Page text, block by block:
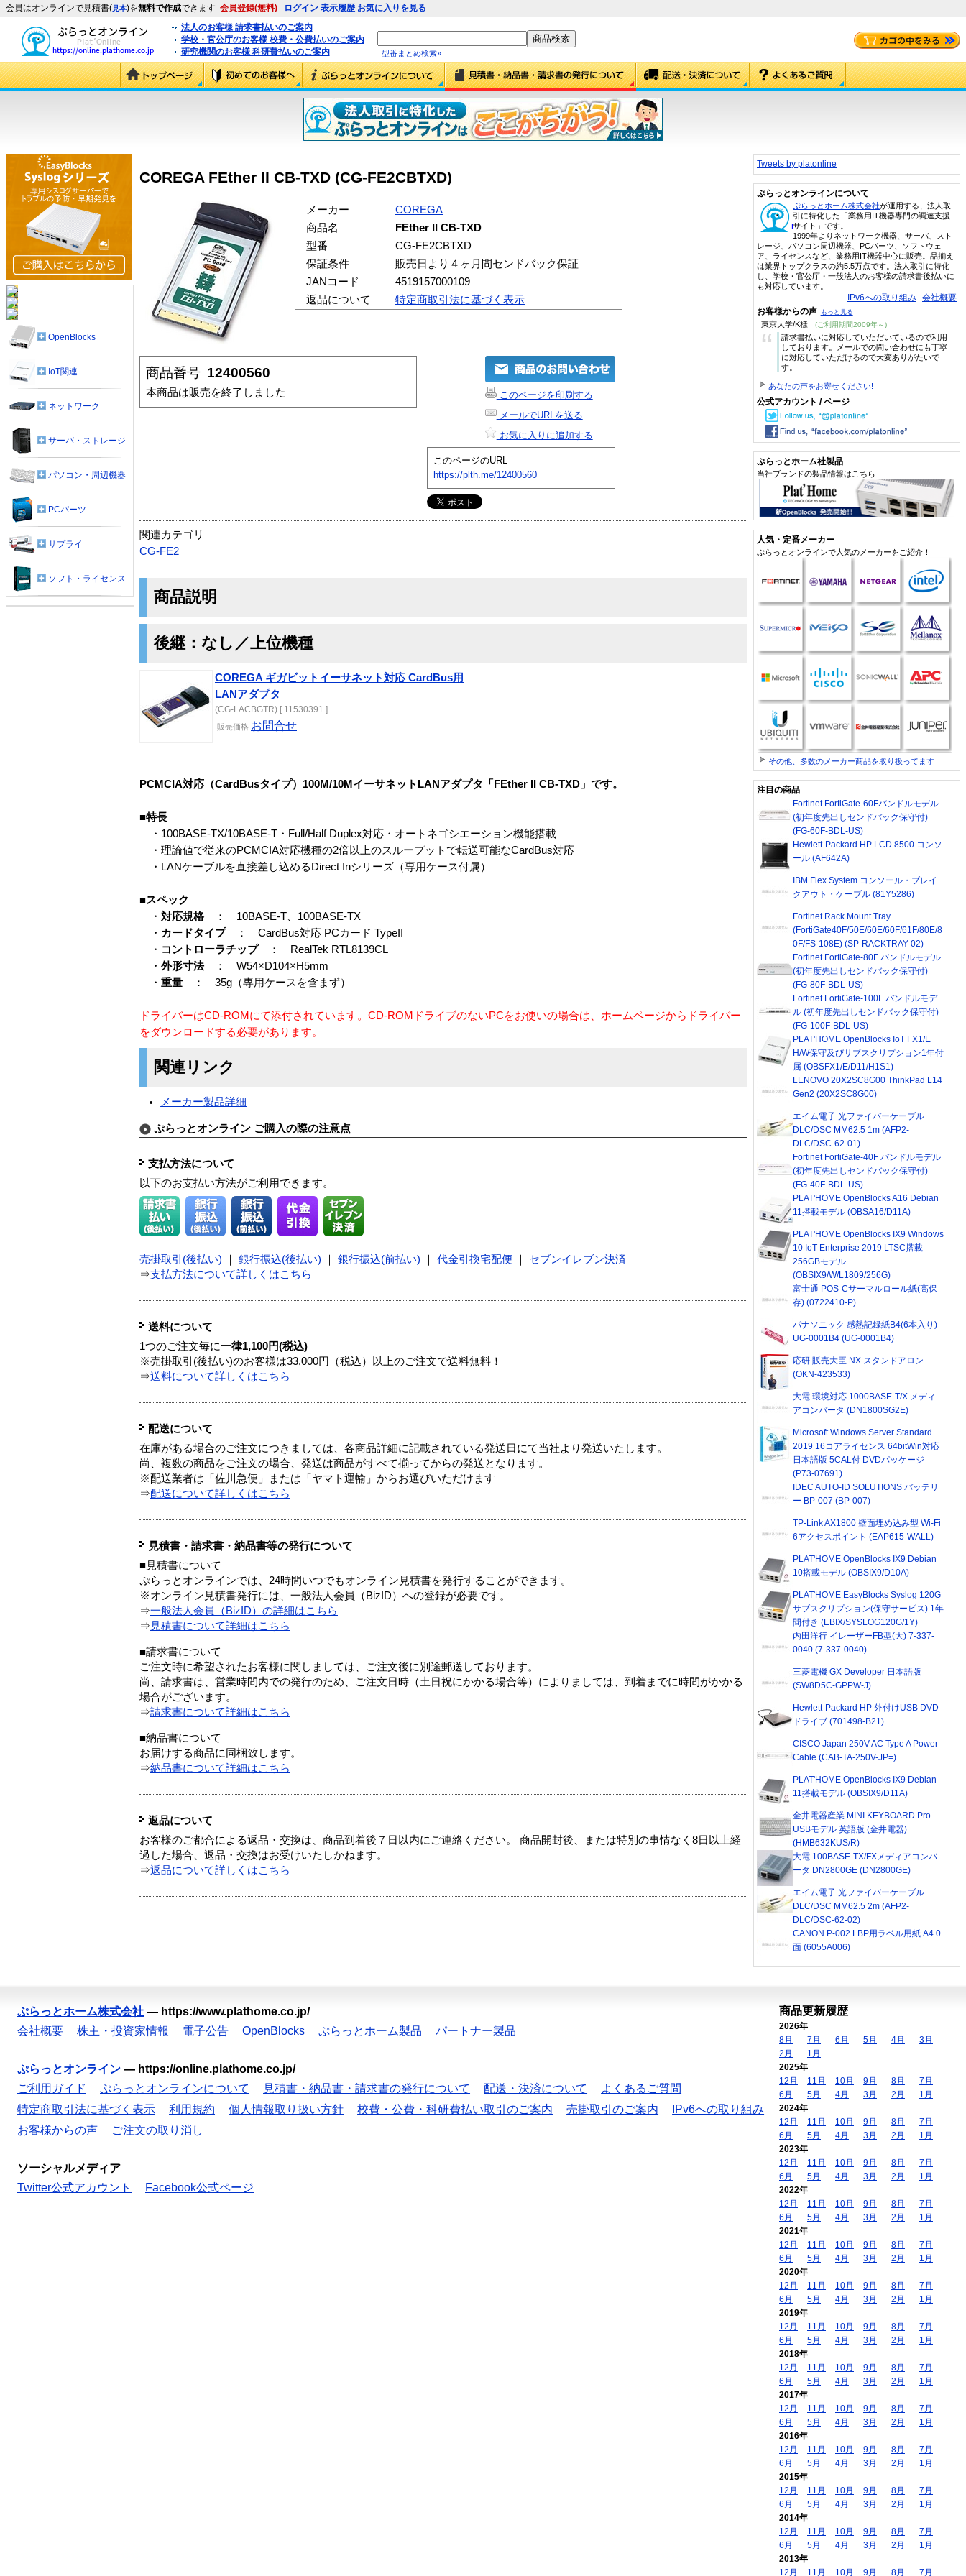
会員はオンラインで見積書(見本)を無料で作成できます 会員登録(無料) ログイン 表示履歴 お気に入りを見る
法人のお客様 請求書払いのご案内
学校・官公庁のお客様 校費・公費払いのご案内
研究機関のお客様 科研費払いのご案内
型番まとめ検索»
COREGA FEther II CB-TXD (CG-FE2CBTXD)
メーカー
COREGA
商品名
FEther II CB-TXD
型番
CG-FE2CBTXD
保証条件
販売日より４ヶ月間センドバック保証
JANコード
4519157000109
返品について
特定商取引法に基づく表示
商品番号 12400560
本商品は販売を終了しました
このページを印刷する
メールでURLを送る
お気に入りに追加する
このページのURL
https://plth.me/12400560
関連カテゴリ
CG-FE2
商品説明
後継：なし／上位機種
COREGA ギガビットイーサネット対応 CardBus用
LANアダプタ
(CG-LACBGTR) [ 11530391 ]
販売価格 お問合せ
PCMCIA対応（CardBusタイプ）100M/10MイーサネットLANアダプタ「FEther II CB-TXD」です。
■特長
・100BASE-TX/10BASE-T・Full/Half Duplex対応・オートネゴシエーション機能搭載
・理論値で従来のPCMCIA対応機種の2倍以上のスループットで転送可能なCardBus対応
・LANケーブルを直接差し込めるDirect Inシリーズ（専用ケース付属）
■スペック
・ 対応規格 ： 10BASE-T、100BASE-TX
・ カードタイプ： CardBus対応 PCカード TypeII
・ コントローラチップ： RealTek RTL8139CL
・ 外形寸法： W54×D104×H5mm
・ 重量 ： 35g（専用ケースを含まず）
ドライバーはCD-ROMにて添付されています。CD-ROMドライブのないPCをお使いの場合は、ホームページからドライバー
をダウンロードする必要があります。
関連リンク
メーカー製品詳細
ぷらっとオンライン ご購入の際の注意点
支払方法について
以下のお支払い方法がご利用できます。
売掛取引(後払い) 銀行振込(後払い) 銀行振込(前払い) 代金引換宅配便
セブンイレブン決済
⇒支払方法について詳しくはこちら
送料について
1つのご注文毎に一律1,100円(税込)
※売掛取引(後払い)のお客様は33,000円（税込）以上のご注文で送料無料！
⇒送料について詳しくはこちら
配送について
在庫がある場合のご注文につきましては、各商品詳細に記載されている発送日にて当社より発送いたします。
尚、複数の商品をご注文の場合、発送は商品がすべて揃ってからの発送となります。
※配送業者は「佐川急便」または「ヤマト運輸」からお選びいただけます
⇒配送について詳しくはこちら
見積書・請求書・納品書等の発行について
■見積書について
ぷらっとオンラインでは、24時間いつでもオンライン見積書を発行することができます。
※オンライン見積書発行には、一般法人会員（BizID）への登録が必要です。
⇒一般法人会員（BizID）の詳細はこちら
⇒ 見積書について詳細はこちら
■請求書について
ご注文時に希望されたお客様に関しましては、ご注文後に別途郵送しております。
尚、請求書は、営業時間内での発行のため、ご注文日時（土日祝にかかる場合等）によりましては、到着までに時間がかかる
場合がございます。
⇒請求書について詳細はこちら
■納品書について
お届けする商品に同梱致します。
⇒納品書について詳細はこちら
返品について
お客様のご都合による返品・交換は、商品到着後７日以内にご連絡ください。 商品開封後、または特別の事情なく8日以上経
過した場合、返品・交換はお受けいたしかねます。
⇒返品について詳しくはこちら
OpenBlocks
IoT関連
ネットワーク
サーバ・ストレージ
パソコン・周辺機器
PCパーツ
サプライ
ソフト・ライセンス
Tweets by platonline
ぷらっとオンラインについて
ぷらっとホーム株式会社が運用する、法人取
引に特化した「業務用IT機器専門の調達支援
サイト」です。
1999年よりネットワーク機器、サーバ、スト
レージ、パソコン周辺機器、PCパーツ、ソフトウェ
ア、ライセンスなど、業務用IT機器中心に販売。品揃え
は業界トップクラスの約5.5万点です。法人取引に特化
し、学校・官公庁・一般法人のお客様の請求書後払いに
も対応しています。
IPv6への取り組み 会社概要
お客様からの声 もっと見る
東京大学/K様 (ご利用期間2009年～)
“
請求書払いに対応していただいているので利用
しております。メールでの問い合わせにも丁寧
に対応していただけるので大変ありがたいで
す。
あなたの声をお寄せください!
公式アカウント / ページ
ぷらっとホーム社製品
当社ブランドの製品情報はこちら
人気・定番メーカー
ぷらっとオンラインで人気のメーカーをご紹介！
その他、多数のメーカー商品を取り扱ってます
注目の商品
Fortinet FortiGate-60Fバンドルモデル
(初年度先出しセンドバック保守付)
(FG-60F-BDL-US)
Hewlett-Packard HP LCD 8500 コンソ
ール (AF642A)
IBM Flex System コンソール・ブレイ
クアウト・ケーブル (81Y5286)
Fortinet Rack Mount Tray
(FortiGate40F/50E/60E/60F/61F/80E/8
0F/FS-108E) (SP-RACKTRAY-02)
Fortinet FortiGate-80F バンドルモデル
(初年度先出しセンドバック保守付)
(FG-80F-BDL-US)
Fortinet FortiGate-100F バンドルモデ
ル (初年度先出しセンドバック保守付)
(FG-100F-BDL-US)
PLAT'HOME OpenBlocks IoT FX1/E
H/W保守及びサブスクリプション1年付
属 (OBSFX1/E/D11/H1S1)
LENOVO 20X2SC8G00 ThinkPad L14
Gen2 (20X2SC8G00)
エイム電子 光ファイバーケーブル
DLC/DSC MM62.5 1m (AFP2-
DLC/DSC-62-01)
Fortinet FortiGate-40F バンドルモデル
(初年度先出しセンドバック保守付)
(FG-40F-BDL-US)
PLAT'HOME OpenBlocks A16 Debian
11搭載モデル (OBSA16/D11A)
PLAT'HOME OpenBlocks IX9 Windows
10 IoT Enterprise 2019 LTSC搭載
256GBモデル
(OBSIX9/W/L1809/256G)
富士通 POS-Cサーマルロール紙(高保
存) (0722410-P)
パナソニック 感熱記録紙B4(6本入り)
UG-0001B4 (UG-0001B4)
応研 販売大臣 NX スタンドアロン
(OKN-423533)
大電 環境対応 1000BASE-T/X メディ
アコンバータ (DN1800SG2E)
Microsoft Windows Server Standard
2019 16コアライセンス 64bitWin対応
日本語版 5CAL付 DVDパッケージ
(P73-07691)
IDEC AUTO-ID SOLUTIONS バッテリ
ー BP-007 (BP-007)
TP-Link AX1800 壁面埋め込み型 Wi-Fi
6アクセスポイント (EAP615-WALL)
PLAT'HOME OpenBlocks IX9 Debian
10搭載モデル (OBSIX9/D10A)
PLAT'HOME EasyBlocks Syslog 120G
サブスクリプション(保守サービス) 1年
間付き (EBIX/SYSLOG120G/1Y)
内田洋行 イレーザーFB型(大) 7-337-
0040 (7-337-0040)
三菱電機 GX Developer 日本語版
(SW8D5C-GPPW-J)
Hewlett-Packard HP 外付けUSB DVD
ドライブ (701498-B21)
CISCO Japan 250V AC Type A Power
Cable (CAB-TA-250V-JP=)
PLAT'HOME OpenBlocks IX9 Debian
11搭載モデル (OBSIX9/D11A)
金井電器産業 MINI KEYBOARD Pro
USBモデル 英語版 (金井電器)
(HMB632KUS/R)
大電 100BASE-TX/FXメディアコンバ
ータ DN2800GE (DN2800GE)
エイム電子 光ファイバーケーブル
DLC/DSC MM62.5 2m (AFP2-
DLC/DSC-62-02)
CANON P-002 LBP用ラベル用紙 A4 0
面 (6055A006)
ぷらっとホーム株式会社 — https://www.plathome.co.jp/
会社概要
株主・投資家情報 電子公告 OpenBlocks ぷらっとホーム製品 パートナー製品
ぷらっとオンライン — https://online.plathome.co.jp/
ご利用ガイド
ぷらっとオンラインについて 見積書・納品書・請求書の発行について 配送・決済について
よくあるご質問
特定商取引法に基づく表示
利用規約 個人情報取り扱い方針 校費・公費・科研費払い取引のご案内 売掛取引のご案内
IPv6への取り組み
お客様からの声
ご注文の取り消し
ソーシャルメディア
Twitter公式アカウント
Facebook公式ページ
商品更新履歴
2026年
8月
7月 6月 5月 4月
3月
2月
1月
2025年
12月
11月 10月 9月 8月
7月
6月
5月 4月 3月 2月
1月
2024年
12月
11月 10月 9月 8月
7月
6月
5月 4月 3月 2月
1月
2023年
12月
11月 10月 9月 8月
7月
6月
5月 4月 3月 2月
1月
2022年
12月
11月 10月 9月 8月
7月
6月
5月 4月 3月 2月
1月
2021年
12月
11月 10月 9月 8月
7月
6月
5月 4月 3月 2月
1月
2020年
12月
11月 10月 9月 8月
7月
6月
5月 4月 3月 2月
1月
2019年
12月
11月 10月 9月 8月
7月
6月
5月 4月 3月 2月
1月
2018年
12月
11月 10月 9月 8月
7月
6月
5月 4月 3月 2月
1月
2017年
12月
11月 10月 9月 8月
7月
6月
5月 4月 3月 2月
1月
2016年
12月
11月 10月 9月 8月
7月
6月
5月 4月 3月 2月
1月
2015年
12月
11月 10月 9月 8月
7月
6月
5月 4月 3月 2月
1月
2014年
12月
11月 10月 9月 8月
7月
6月
5月 4月 3月 2月
1月
2013年
12月
11月 10月 9月 8月 7月